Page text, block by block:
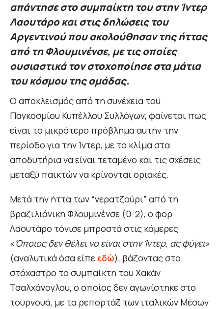
απάντησε στο συμπαίκτη του στην Ίντερ
Λαουτάρο και στις δηλώσεις του
Αργεντινού που ακολούθησαν της ήττας
από τη Φλουμινένσε, με τις οποίες
ουσιαστικά τον στοχοποίησε στα μάτια
του κόσμου της ομάδας.
Ο αποκλεισμός από τη συνέχεια του
Παγκοσμίου Κυπέλλου Συλλόγων, φαίνεται πως
είναι το μικρότερο πρόβλημα αυτήν την
περίοδο για την Ίντερ, με το κλίμα στα
αποδυτήρια να είναι τεταμένο και τις σχέσεις
μεταξύ παικτών να κρίνονται οριακές.
Μετά την ήττα των “νερατζούρι” από τη
βραζιλιάνικη Φλουμινένσε (0-2), ο φορ
Λαουτάρο τόνισε μπροστά στις κάμερες
«Όποιος δεν θέλει να είναι στην Ίντερ, ας φύγει»
(αναλυτικά όσα είπε εδώ), βάζοντας στο
στόχαστρο το συμπαίκτη του Χακάν
Τσαλχάνογλου, ο οποίος δεν αγωνίστηκε στο
τουρνουά, με τα ρεπορτάζ των ιταλικών Μέσων